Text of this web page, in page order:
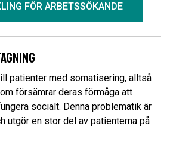
FÖR ARBETSSÖKANDE
patienter med somatisering, alltså
försämrar deras förmåga att
socialt. Denna problematik är
utgör en stor del av patienterna på